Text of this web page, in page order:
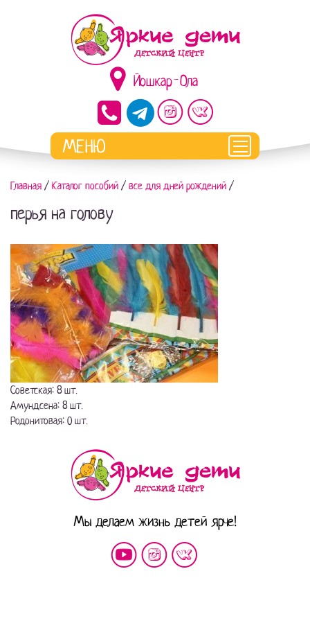
Йошкар-Ола
Главная / Каталог пособий / все для дней рождений /
перья на голову
Советская: 8 шт.
Амундсена: 8 шт.
Родонитовая: 0 шт.
Мы делаем жизнь детей ярче!